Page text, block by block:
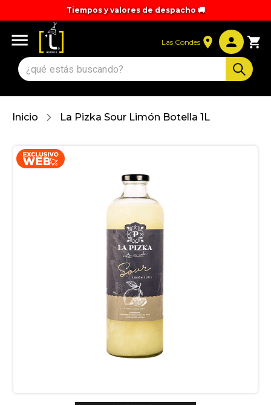
Tiempos y valores de despacho 🚚
Las Condes
Inicio La Pizka Sour Limón Botella 1L